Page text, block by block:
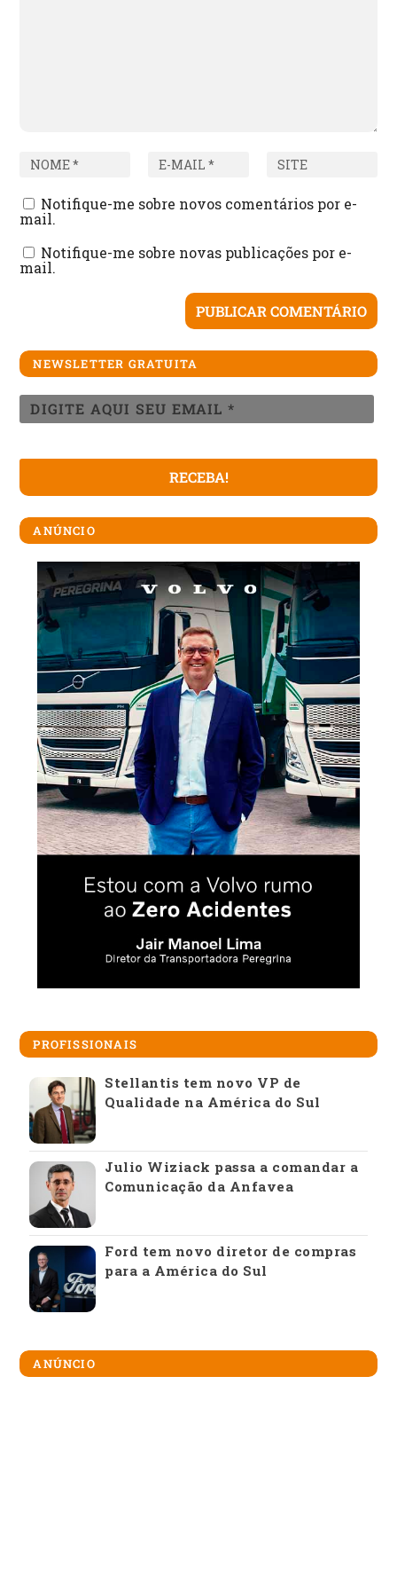
Notifique-me sobre novos comentários por e-
mail.
Notifique-me sobre novas publicações por e-
mail.
NEWSLETTER GRATUITA
ANÚNCIO
PROFISSIONAIS
Stellantis tem novo VP de
Qualidade na América do Sul
Julio Wiziack passa a comandar a
Comunicação da Anfavea
Ford tem novo diretor de compras
para a América do Sul
ANÚNCIO